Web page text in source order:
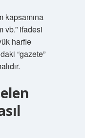
kapsamına
vb.” ifadesi
harfle
“gazete”